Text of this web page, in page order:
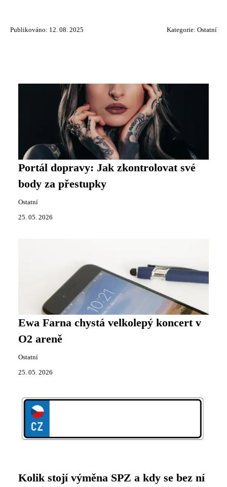
Publikováno: 12. 08. 2025 Kategorie: Ostatní
Portál dopravy: Jak zkontrolovat své
body za přestupky
Ostatní
25. 05. 2026
Ewa Farna chystá velkolepý koncert v
O2 areně
Ostatní
25. 05. 2026
Kolik stojí výměna SPZ a kdy se bez ní